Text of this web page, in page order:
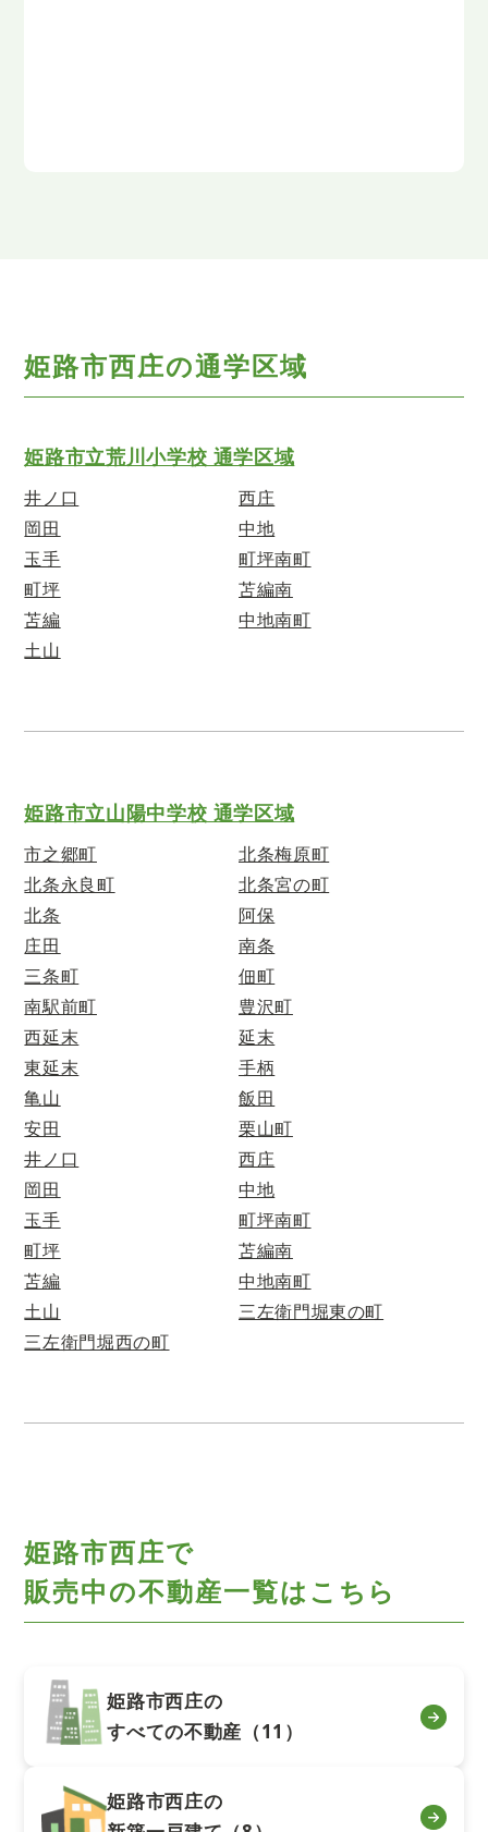
姫路市西庄の通学区域
姫路市立荒川小学校 通学区域
井ノ口
西庄
岡田
中地
玉手
町坪南町
町坪
苫編南
苫編
中地南町
土山
姫路市立山陽中学校 通学区域
市之郷町
北条梅原町
北条永良町
北条宮の町
北条
阿保
庄田
南条
三条町
佃町
南駅前町
豊沢町
西延末
延末
東延末
手柄
亀山
飯田
安田
栗山町
井ノ口
西庄
岡田
中地
玉手
町坪南町
町坪
苫編南
苫編
中地南町
土山
三左衛門堀東の町
三左衛門堀西の町
姫路市西庄で
販売中の不動産一覧はこちら
姫路市西庄の
すべての不動産（11）
姫路市西庄の